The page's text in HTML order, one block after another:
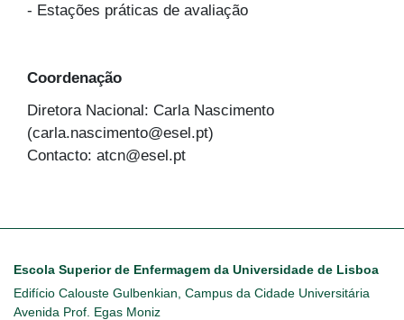
- Estações práticas de avaliação
Coordenação
Diretora Nacional: Carla Nascimento
(carla.nascimento@esel.pt)
Contacto: atcn@esel.pt
Escola Superior de Enfermagem da Universidade de Lisboa
Edifício Calouste Gulbenkian, Campus da Cidade Universitária
Avenida Prof. Egas Moniz